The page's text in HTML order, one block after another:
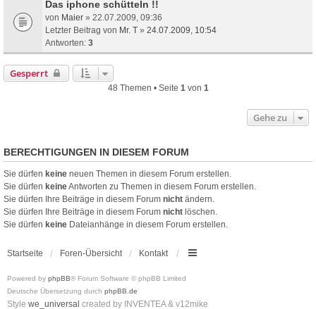
Das iphone schütteln !!
von Maier » 22.07.2009, 09:36
Letzter Beitrag von Mr. T » 24.07.2009, 10:54
Antworten: 3
Gesperrt
48 Themen • Seite 1von 1
Gehe zu
BERECHTIGUNGEN IN DIESEM FORUM
Sie dürfen keine neuen Themen in diesem Forum erstellen.
Sie dürfen keineAntworten zu Themen in diesem Forum erstellen.
Sie dürfen Ihre Beiträge in diesem Forum nicht ändern.
Sie dürfen Ihre Beiträge in diesem Forum nicht löschen.
Sie dürfen keine Dateianhänge in diesem Forum erstellen.
Startseite Foren-Übersicht Kontakt
Powered by phpBB® Forum Software © phpBB Limited
Deutsche Übersetzung durch phpBB.de
Style we_universal created by INVENTEA & v12mike